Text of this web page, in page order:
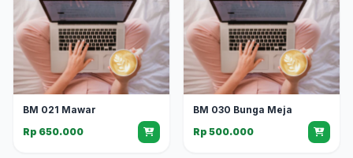
BM 021 Mawar
Rp 650.000
BM 030 Bunga Meja
Rp 500.000